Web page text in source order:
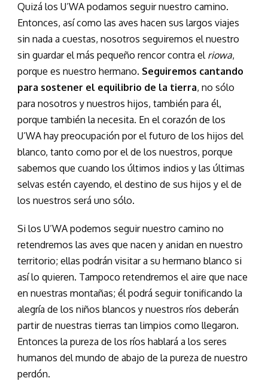
Quizá los U’WA podamos seguir nuestro camino.
Entonces, así como las aves hacen sus largos viajes
sin nada a cuestas, nosotros seguiremos el nuestro
sin guardar el más pequeño rencor contra el riowa,
porque es nuestro hermano. Seguiremos cantando
para sostener el equilibrio de la tierra, no sólo
para nosotros y nuestros hijos, también para él,
porque también la necesita. En el corazón de los
U’WA hay preocupación por el futuro de los hijos del
blanco, tanto como por el de los nuestros, porque
sabemos que cuando los últimos indios y las últimas
selvas estén cayendo, el destino de sus hijos y el de
los nuestros será uno sólo.
Si los U’WA podemos seguir nuestro camino no
retendremos las aves que nacen y anidan en nuestro
territorio; ellas podrán visitar a su hermano blanco si
así lo quieren. Tampoco retendremos el aire que nace
en nuestras montañas; él podrá seguir tonificando la
alegría de los niños blancos y nuestros ríos deberán
partir de nuestras tierras tan limpios como llegaron.
Entonces la pureza de los ríos hablará a los seres
humanos del mundo de abajo de la pureza de nuestro
perdón.